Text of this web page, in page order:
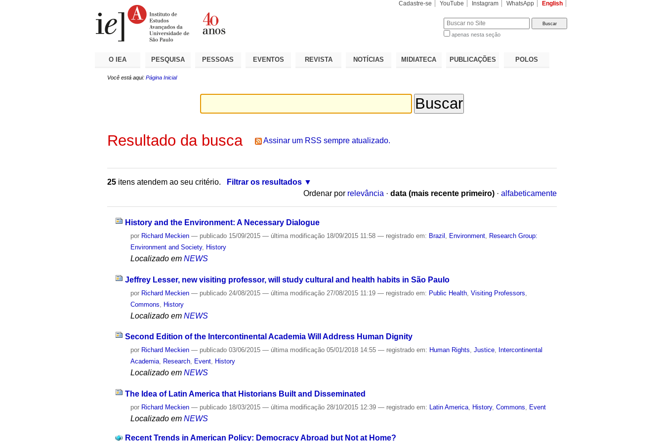
Cadastre-se YouTube Instagram WhatsApp English
apenas nesta seção
O IEA PESQUISA PESSOAS EVENTOS REVISTA NOTÍCIAS MIDIATECA PUBLICAÇÕES POLOS
Você está aqui: Página Inicial
Resultado da busca Assinar um RSS sempre atualizado.
25 itens atendem ao seu critério.
Filtrar os resultados
Ordenar por relevância · data (mais recente primeiro) · alfabeticamente
History and the Environment: A Necessary Dialogue
por Richard Meckien — publicado 15/09/2015— última modificação 18/09/2015 11:58— registrado em: Brazil Environment
Research Group:
Environment and Society, History
Localizado em NEWS
Jeffrey Lesser, new visiting professor, will study cultural and health habits in São Paulo
por Richard Meckien — publicado 24/08/2015— última modificação 27/08/2015 11:19— registrado em: Public Health ,Visiting Professors
Commons
History
Localizado em NEWS
Second Edition of the Intercontinental Academia Will Address Human Dignity
por Richard Meckien — publicado 03/06/2015— última modificação 05/01/2018 14:55— registrado em: Human Rights,Justice, Intercontinental
Academia, Research, Event, History
Localizado em NEWS
The Idea of ​​Latin America that Historians Built and Disseminated
por Richard Meckien — publicado 18/03/2015— última modificação 28/10/2015 12:39— registrado em: Latin America, History,Commons, Event
Localizado em NEWS
Recent Trends in American Policy: Democracy Abroad but Not at Home?